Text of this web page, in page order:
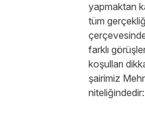
yapmaktan
tüm
farklı
koşulları
şairimiz
niteliğindedir: